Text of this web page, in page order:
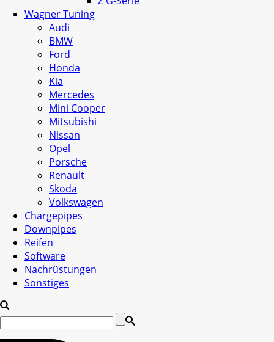
Wagner Tuning
Audi
BMW
Ford
Honda
Kia
Mercedes
Mini Cooper
Mitsubishi
Nissan
Opel
Porsche
Renault
Skoda
Volkswagen
Chargepipes
Downpipes
Reifen
Software
Nachrüstungen
Sonstiges